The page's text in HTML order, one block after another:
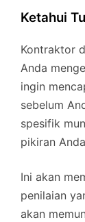
Ketahui
Kontraktor
Anda
ingin
sebelum
spesifik
pikiran
Ini akan
penilaian
akan